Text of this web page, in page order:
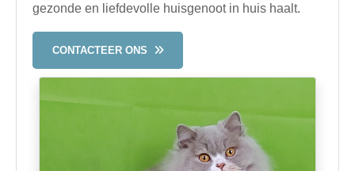
gezonde en liefdevolle huisgenoot in huis haalt.
CONTACTEER ONS